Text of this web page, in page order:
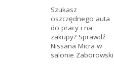
Szukasz
oszczędnego auta
do pracy i na
zakupy? Sprawdź
Nissana Micra w
salonie Zaborowski